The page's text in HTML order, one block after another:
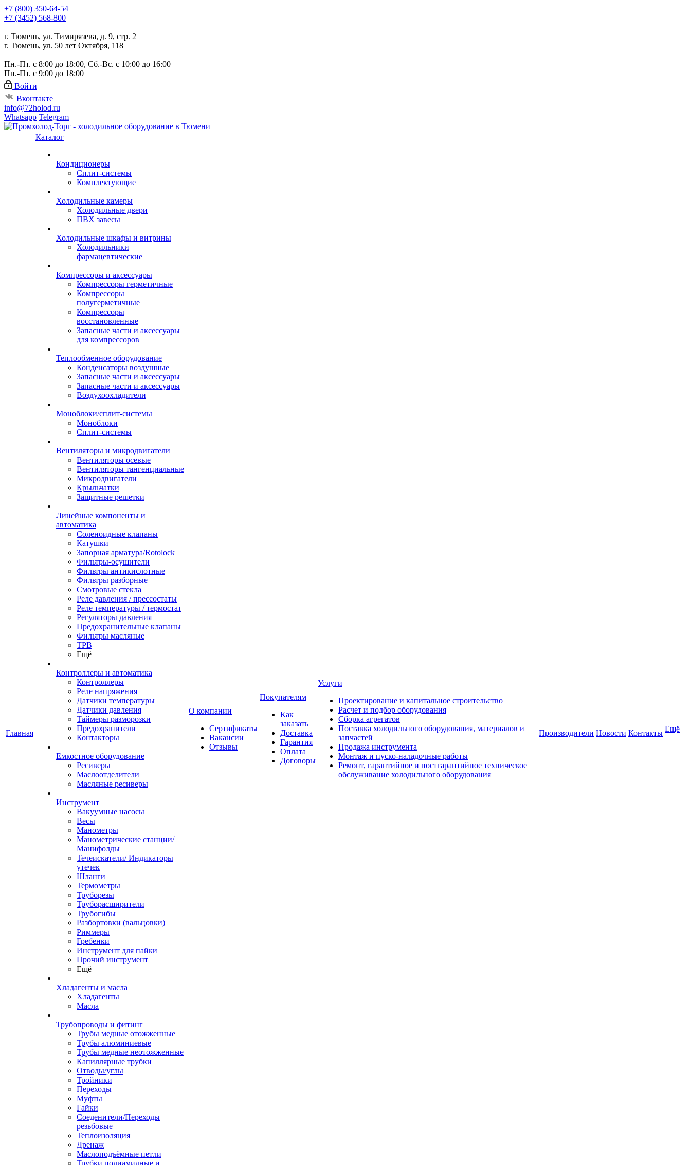
+7 (800) 350-64-54
+7 (3452) 568-800
г. Тюмень, ул. Тимирязева, д. 9, стр. 2
г. Тюмень, ул. 50 лет Октября, 118
Пн.-Пт. с 8:00 до 18:00, Сб.-Вс. с 10:00 до 16:00
Пн.-Пт. с 9:00 до 18:00
Войти
Вконтакте
info@72holod.ru
Whatsapp Telegram
Главная
Каталог
Кондиционеры
Сплит-системы
Комплектующие
Холодильные камеры
Холодильные двери
ПВХ завесы
Холодильные шкафы и витрины
Холодильники
фармацевтические
Компрессоры и аксессуары
Компрессоры герметичные
Компрессоры
полугерметичные
Компрессоры
восстановленные
Запасные части и аксессуары
для компрессоров
Теплообменное оборудование
Конденсаторы воздушные
Запасные части и аксессуары
Запасные части и аксессуары
Воздухоохладители
Моноблоки/сплит-системы
Моноблоки
Сплит-системы
Вентиляторы и микродвигатели
Вентиляторы осевые
Вентиляторы тангенциальные
Микродвигатели
Крыльчатки
Защитные решетки
Линейные компоненты и
автоматика
Соленоидные клапаны
Катушки
Запорная арматура/Rotolock
Фильтры-осушители
Фильтры антикислотные
Фильтры разборные
Смотровые стекла
Реле давления / прессостаты
Реле температуры / термостат
Регуляторы давления
Предохранительные клапаны
Фильтры масляные
ТРВ
Ещё
Контроллеры и автоматика
Контроллеры
Реле напряжения
Датчики температуры
Датчики давления
Таймеры разморозки
Предохранители
Контакторы
Емкостное оборудование
Ресиверы
Маслоотделители
Масляные ресиверы
Инструмент
Вакуумные насосы
Весы
Манометры
Манометрические станции/
Манифолды
Течеискатели/ Индикаторы
утечек
Шланги
Термометры
Труборезы
Труборасширители
Трубогибы
Разбортовки (вальцовки)
Риммеры
Гребенки
Инструмент для пайки
Прочий инструмент
Ещё
Хладагенты и масла
Хладагенты
Масла
Трубопроводы и фитинг
Трубы медные отожженные
Трубы алюминиевые
Трубы медные неотожженные
Капиллярные трубки
Отводы/углы
Тройники
Переходы
Муфты
Гайки
Соеденители/Переходы
резьбовые
Теплоизоляция
Дренаж
Маслоподъёмные петли
Трубки полиамидные и
О компании
Сертификаты
Вакансии
Отзывы
Покупателям
Как
заказать
Доставка
Гарантия
Оплата
Договоры
Услуги
Проектирование и капитальное строительство
Расчет и подбор оборудования
Сборка агрегатов
Поставка холодильного оборудования, материалов и
запчастей
Продажа инструмента
Монтаж и пуско-наладочные работы
Ремонт, гарантийное и постгарантийное техническое
обслуживание холодильного оборудования
Производители Новости Контакты Ещё